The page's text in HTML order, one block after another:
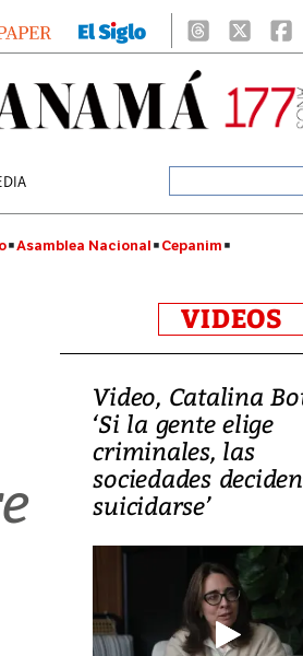
Asamblea Nacional Cepanim
VIDEOS
Video, Catalina
‘Si la gente elige
criminales, las
sociedades deciden
suicidarse’